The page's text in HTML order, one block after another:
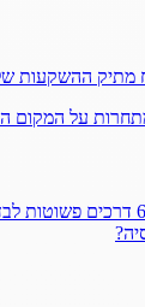
מתיק ההשקעות
מתחרות על